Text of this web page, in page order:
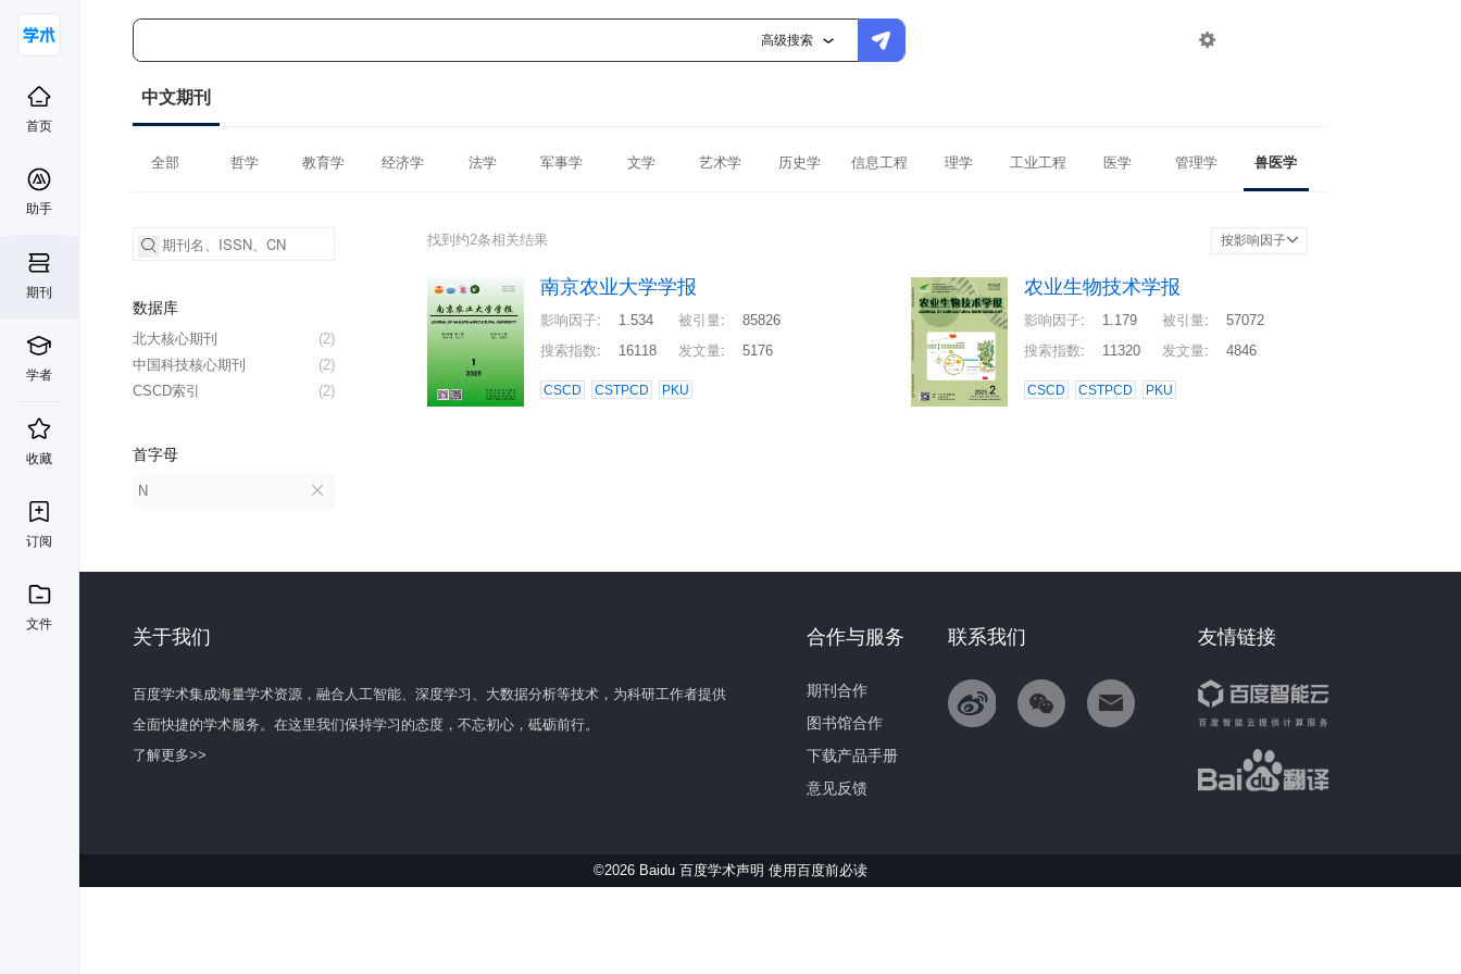
高级搜索 
首页
助手
期刊
学者
收藏
订阅
文件
中文期刊
全部 哲学 教育学 经济学 法学 军事学 文学 艺术学 历史学 信息工程 理学 工业工程 医学 管理学 兽医学
数据库
(2)
北大核心期刊
(2)
中国科技核心期刊
(2)
CSCD索引
首字母
N
找到约2条相关结果 按影响因子
南京农业大学学报
影响因子: 1.534 被引量:
85826
搜索指数: 16118 发文量: 5176
CSCD CSTPCD PKU
农业生物技术学报
影响因子: 1.179 被引量:
57072
搜索指数: 11320 发文量: 4846
CSCD CSTPCD PKU
关于我们
百度学术集成海量学术资源，融合人工智能、深度学习、大数据分析等技术，为科研工作者提供
全面快捷的学术服务。在这里我们保持学习的态度，不忘初心，砥砺前行。
了解更多>>
友情链接
联系我们
合作与服务
期刊合作
图书馆合作
下载产品手册
意见反馈
©2026 Baidu 百度学术声明 使用百度前必读